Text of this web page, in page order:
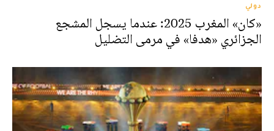
دولي
«كان» المغرب 2025: عندما يسجل المشجع
الجزائري «هدفا» في مرمى التضليل